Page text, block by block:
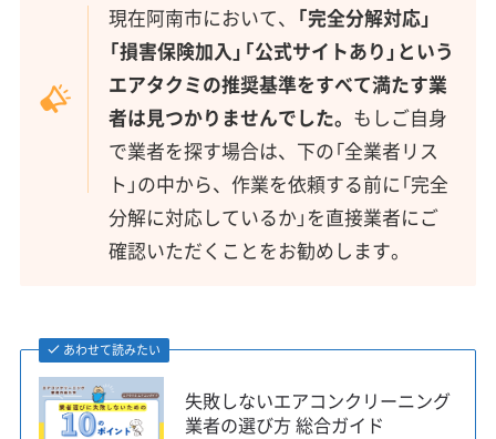
現在阿南市において、 「完全分解対応」
「損害保険加入」「公式サイトあり」という
エアタクミの推奨基準をすべて満たす業
者は見つかりませんでした。 もしご自身
で業者を探す場合は、下の「全業者リス
ト」の中から、作業を依頼する前に「完全
分解に対応しているか」を直接業者にご
確認いただくことをお勧めします。
あわせて読みたい
失敗しないエアコンクリーニング
業者の選び方 総合ガイド